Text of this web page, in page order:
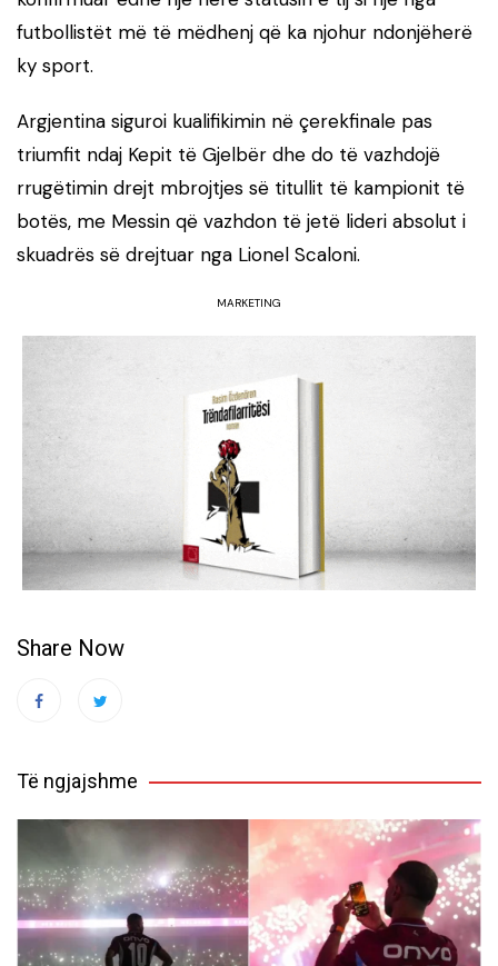
futbollistët më të mëdhenj që ka njohur ndonjëherë
ky sport.
Argjentina siguroi kualifikimin në çerekfinale pas
triumfit ndaj Kepit të Gjelbër dhe do të vazhdojë
rrugëtimin drejt mbrojtjes së titullit të kampionit të
botës, me Messin që vazhdon të jetë lideri absolut i
skuadrës së drejtuar nga Lionel Scaloni.
MARKETING
Share Now
Të ngjajshme